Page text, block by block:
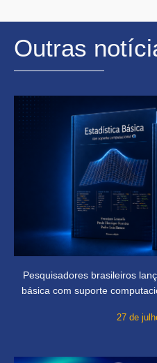
Outras
Pesquisadores brasileiros
básica com suporte
27 de